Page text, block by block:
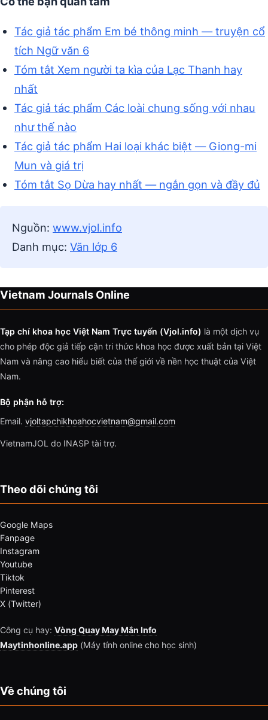
Tác giả tác phẩm Em bé thông minh — truyện cổ
tích Ngữ văn 6
Tóm tắt Xem người ta kìa của Lạc Thanh hay
nhất
Tác giả tác phẩm Các loài chung sống với nhau
như thế nào
Tác giả tác phẩm Hai loại khác biệt — Giong-mi
Mun và giá trị
Tóm tắt Sọ Dừa hay nhất — ngắn gọn và đầy đủ
Nguồn: www.vjol.info
Danh mục: Văn lớp 6
Vietnam Journals Online
Tạp chí khoa học Việt Nam Trực tuyến (Vjol.info) là một dịch vụ
cho phép độc giả tiếp cận tri thức khoa học được xuất bản tại Việt
Nam và nâng cao hiểu biết của thế giới về nền học thuật của Việt
Nam.
Bộ phận hỗ trợ:
Email. vjoltapchikhoahocvietnam@gmail.com
VietnamJOL do INASP tài trợ.
Theo dõi chúng tôi
Google Maps
Fanpage
Instagram
Youtube
Tiktok
Pinterest
X (Twitter)
Công cụ hay: Vòng Quay May Mắn Info
Maytinhonline.app (Máy tính online cho học sinh)
Về chúng tôi